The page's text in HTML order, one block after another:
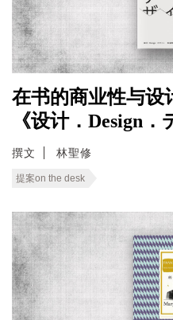
在书的商业性与
《设计．Design
撰文 林聖修
提案on the desk